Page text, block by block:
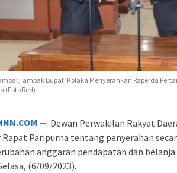
Bupati Kolaka Menyerahkan Raperda
(Foto Red)
— Dewan Perwakilan Rakyat
Paripurna tentang penyerahan
anggaran pendapatan dan
(6/09/2023).